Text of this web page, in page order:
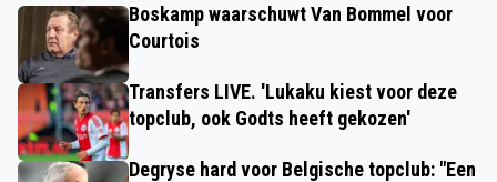
Boskamp waarschuwt Van Bommel voor
Courtois
Transfers LIVE. 'Lukaku kiest voor deze
topclub, ook Godts heeft gekozen'
Degryse hard voor Belgische topclub: "Een